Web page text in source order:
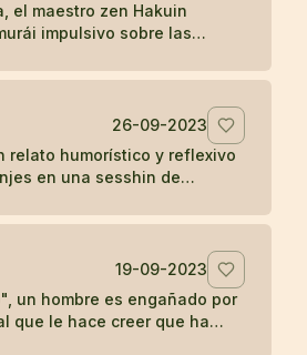
el maestro zen Hakuin
impulsivo sobre las
y estados mentales
26-09-2023
relato humorístico y reflexivo
en una sesshin de
ironías sobre la disciplina y el
19-09-2023
un hombre es engañado por
que le hace creer que ha